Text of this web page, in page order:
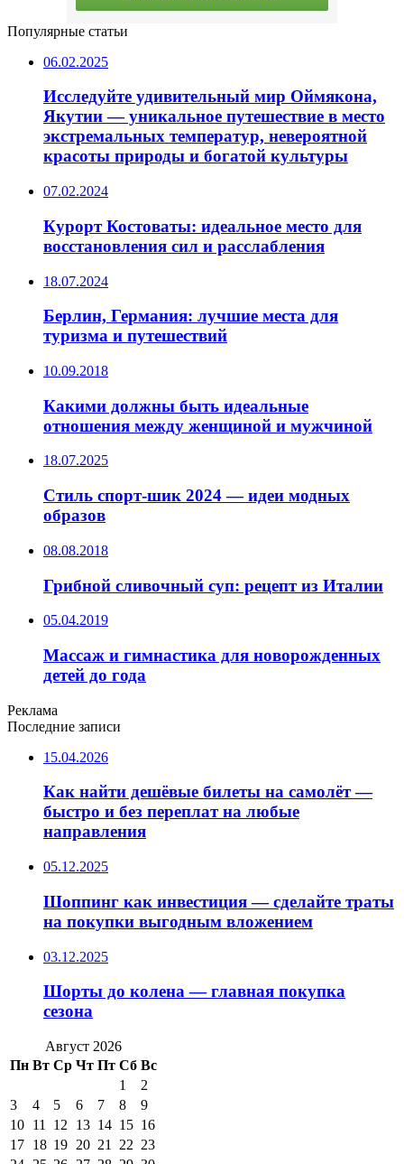
Популярные статьи
06.02.2025
Исследуйте удивительный мир Оймякона,
Якутии — уникальное путешествие в место
экстремальных температур, невероятной
красоты природы и богатой культуры
07.02.2024
Курорт Костоваты: идеальное место для
восстановления сил и расслабления
18.07.2024
Берлин, Германия: лучшие места для
туризма и путешествий
10.09.2018
Какими должны быть идеальные
отношения между женщиной и мужчиной
18.07.2025
Стиль спорт-шик 2024 — идеи модных
образов
08.08.2018
Грибной сливочный суп: рецепт из Италии
05.04.2019
Массаж и гимнастика для новорожденных
детей до года
Реклама
Последние записи
15.04.2026
Как найти дешёвые билеты на самолёт —
быстро и без переплат на любые
направления
05.12.2025
Шоппинг как инвестиция — сделайте траты
на покупки выгодным вложением
03.12.2025
Шорты до колена — главная покупка
сезона
Август 2026
Пн Вт Ср Чт Пт Сб Вс
1
2
3
4 5 6 7 8
9
10 11 12 13 14 15 16
17 18 19 20 21 22 23